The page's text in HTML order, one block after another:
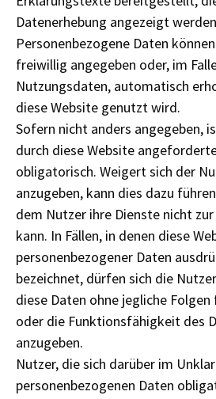
Datenerhebung angezeigt
Personenbezogene Daten
freiwillig angegeben oder, im
Nutzungsdaten, automatisch
diese Website genutzt wird.
Sofern nicht anders angegeben,
durch diese Website
obligatorisch. Weigert sich der
anzugeben, kann dies dazu
dem Nutzer ihre Dienste nicht
kann. In Fällen, in denen diese
personenbezogener Daten
bezeichnet, dürfen sich die
diese Daten ohne jegliche
oder die Funktionsfähigkeit des
anzugeben.
Nutzer, die sich darüber im
personenbezogenen Daten